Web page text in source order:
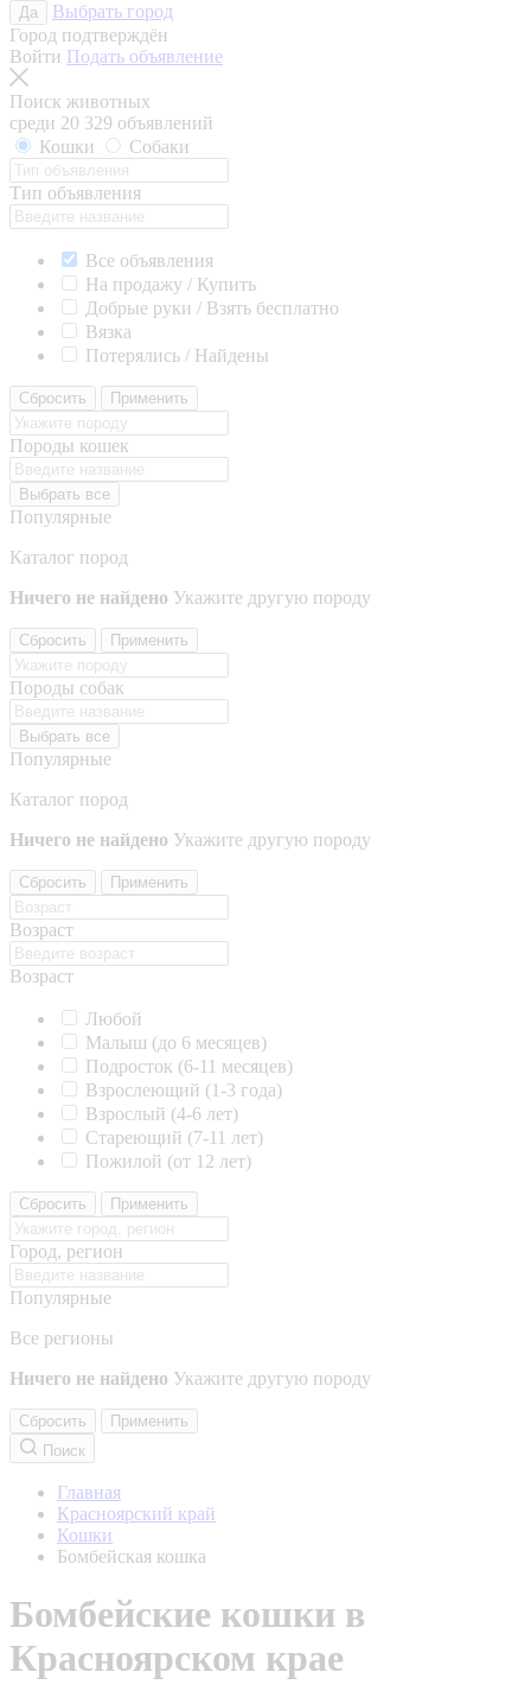
Да
Выбрать город
Город подтверждён
Войти Подать объявление
Поиск животных
среди 20 329 объявлений
Кошки
Собаки
Тип объявления
Все объявления
На продажу / Купить
Добрые руки / Взять бесплатно
Вязка
Потерялись / Найдены
Сбросить Применить
Породы кошек
Выбрать все
Популярные
Каталог пород
Ничего не найдено Укажите другую породу
Сбросить Применить
Породы собак
Выбрать все
Популярные
Каталог пород
Ничего не найдено Укажите другую породу
Сбросить Применить
Возраст
Возраст
Любой
Малыш (до 6 месяцев)
Подросток (6-11 месяцев)
Взрослеющий (1-3 года)
Взрослый (4-6 лет)
Стареющий (7-11 лет)
Пожилой (от 12 лет)
Сбросить Применить
Город, регион
Популярные
Все регионы
Ничего не найдено Укажите другую породу
Сбросить
Применить
Поиск
Главная
Красноярский край
Кошки
Бомбейская кошка
Бомбейские кошки в
Красноярском крае